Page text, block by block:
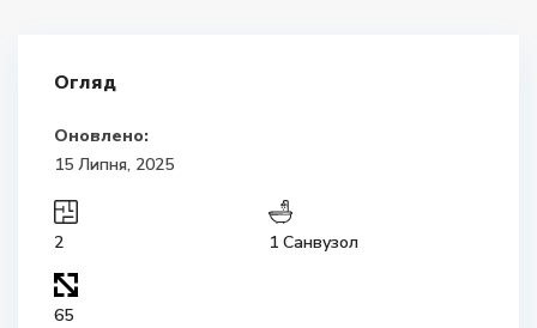
Огляд
Оновлено:
15 Липня, 2025
2 1 Санвузол
65